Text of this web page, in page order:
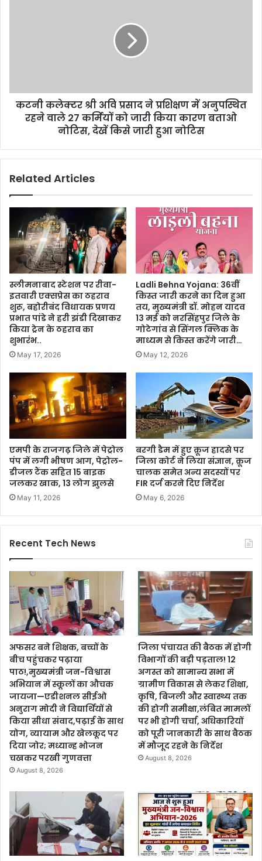
कटनी कलेक्टर श्री अवि प्रसाद ने प्रशिक्षण में अनुपस्थित
रहने वाले 27 कर्मियों को जारी किया कारण बताओ
नोटिस, देखें किसे जारी हुआ नोटिस
Related Articles
स्लीमनाबाद स्टेशन पर रीवा-
इतवारी एक्सप्रेस का ठहराव
शुरू, बहोरीबंद विधायक प्रणय
प्रभात पांडे ने हरी झंडी दिखाकर
किया ट्रेन के ठहराव का
शुभारंभ..
May 17, 2026
Ladli Behna Yojana: 36वीं
किस्त जारी करने का दिन हुआ
तय, मुख्यमंत्री डॉ. मोहन यादव
13 मई को नरसिंहपुर जिले के
गोटेगांव से सिंगल क्लिक के
माध्यम से किस्त करेंगे जारी…
May 12, 2026
एमपी के राजगढ़ जिले में पेट्रोल
पंप में लगी भीषण आग, पेट्रोल-
डीजल टैंक सहित 15 बाइक
जलकर खाक, 13 लोग झुलसे
May 11, 2026
बरगी डैम में हुए क्रूज हादसे पर
जिला कोर्ट ने लिया संज्ञान, क्रूज
चालक समेत अन्य सदस्यों पर
FIR दर्ज करने दिए निर्देश
May 6, 2026
Recent Tech News
अफसर बने शिक्षक, बच्चों के
बीच पहुंचकर पढ़ाया
पाठ!,मुख्यमंत्री जन-विश्वास
अभियान में स्कूलों का औचक
जायजा—एडीशनल सीईओ
अनुराग मोदी ने विद्यार्थियों से
किया सीधा संवाद,पढ़ाई के साथ
योग, व्यायाम और खेलकूद पर
दिया जोर; मध्यान्ह भोजन
चखकर परखी गुणवत्ता
August 8, 2026
जिला पंचायत की बैठक में होगी
विभागों की बड़ी पड़ताल! 12
अगस्त को सामान्य सभा में
ग्रामीण विकास से लेकर शिक्षा,
कृषि, बिजली और स्वास्थ्य तक
की होगी समीक्षा,लंबित मामलों
पर भी होगी चर्चा, अधिकारियों
को पूरी जानकारी के साथ बैठक
में मौजूद रहने के निर्देश
August 8, 2026